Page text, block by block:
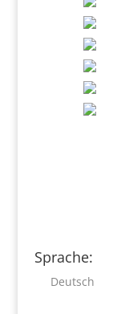
Sprache:
Deutsch